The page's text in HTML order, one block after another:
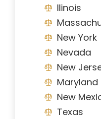
Ilinois
New York
Nevada
New
Maryland
New
Texas